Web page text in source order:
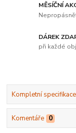
MĚSÍČNÍ
DÁREK
při každé
Kompletní specifikace
Komentáře 0